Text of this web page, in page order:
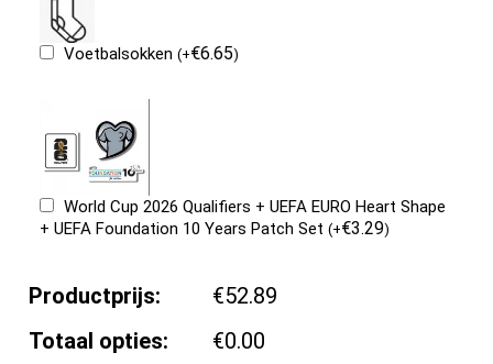
Voetbalsokken(+€6.65)
World Cup 2026 Qualifiers + UEFA EURO Heart Shape
+ UEFA Foundation 10 Years Patch Set(+€3.29)
Productprijs:
€52.89
Totaal opties:
€0.00